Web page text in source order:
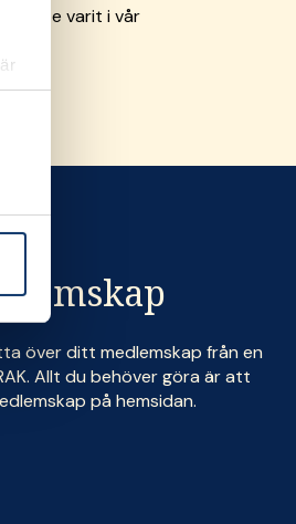
arbete varit i vår
över ditt medlemskap från en
Allt du behöver göra är att
på hemsidan.